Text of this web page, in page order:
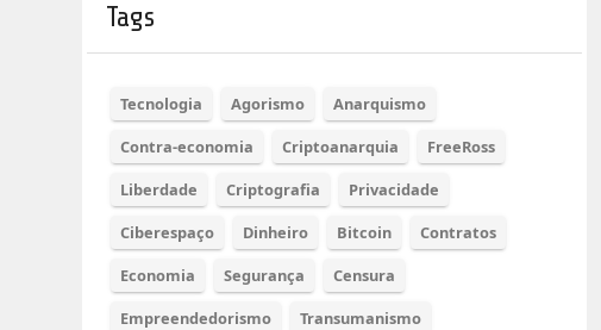
Tags
Tecnologia Agorismo
Anarquismo
Contra-economia
Criptoanarquia
FreeRoss
Liberdade
Criptografia
Privacidade
Ciberespaço
Dinheiro Bitcoin
Contratos
Economia
Segurança
Censura
Empreendedorismo
Transumanismo